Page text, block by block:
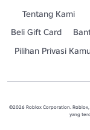
Tentang Kami
Beli Gift Card
Pilihan Privasi
©2026 Roblox Corporation.
yang